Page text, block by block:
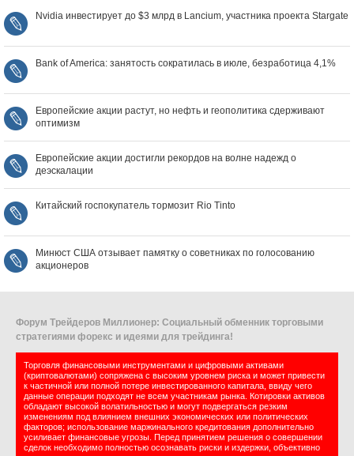
Nvidia инвестирует до $3 млрд в Lancium, участника проекта Stargate
Bank of America: занятость сократилась в июле, безработица 4,1%
Европейские акции растут, но нефть и геополитика сдерживают
оптимизм
Европейские акции достигли рекордов на волне надежд о
деэскалации
Китайский госпокупатель тормозит Rio Tinto
Минюст США отзывает памятку о советниках по голосованию
акционеров
Форум Трейдеров Миллионер: Социальный обменник торговыми
стратегиями форекс и идеями для трейдинга!
Торговля финансовыми инструментами и цифровыми активами
(криптовалютами) сопряжена с высоким уровнем риска и может привести
к частичной или полной потере инвестированного капитала, ввиду чего
данные операции подходят не всем участникам рынка. Котировки активов
обладают высокой волатильностью и могут подвергаться резким
изменениям под влиянием внешних экономических или политических
факторов; использование маржинального кредитования дополнительно
усиливает финансовые угрозы. Перед принятием решения о совершении
сделок необходимо полностью осознавать риски и издержки, объективно